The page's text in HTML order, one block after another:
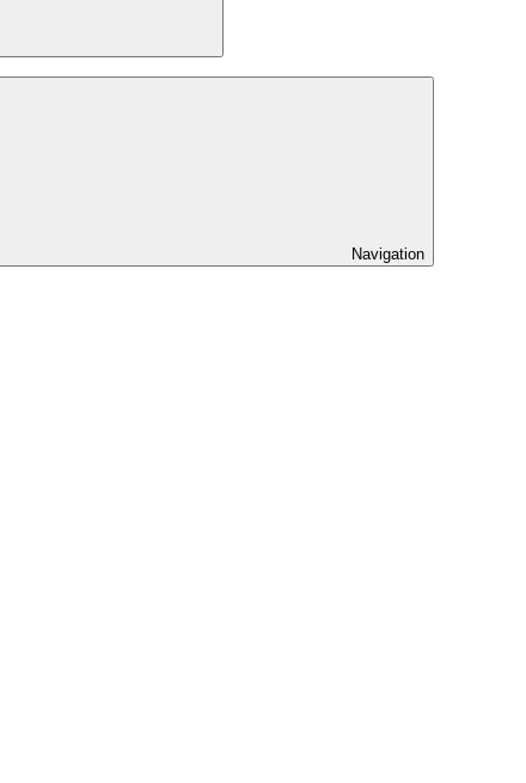
Suchen
Navigation